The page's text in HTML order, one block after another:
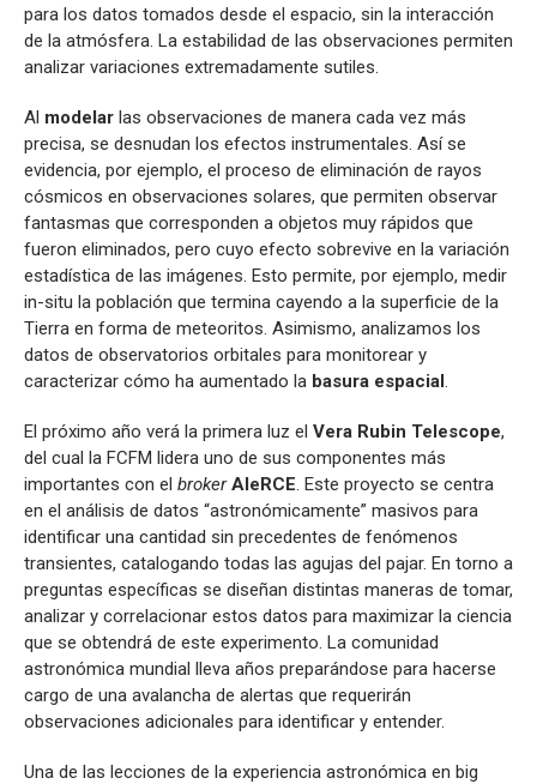
para los datos tomados desde el espacio, sin la interacción
de la atmósfera. La estabilidad de las observaciones permiten
analizar variaciones extremadamente sutiles.
Al modelar las observaciones de manera cada vez más
precisa, se desnudan los efectos instrumentales. Así se
evidencia, por ejemplo, el proceso de eliminación de rayos
cósmicos en observaciones solares, que permiten observar
fantasmas que corresponden a objetos muy rápidos que
fueron eliminados, pero cuyo efecto sobrevive en la variación
estadística de las imágenes. Esto permite, por ejemplo, medir
in-situ la población que termina cayendo a la superficie de la
Tierra en forma de meteoritos. Asimismo, analizamos los
datos de observatorios orbitales para monitorear y
caracterizar cómo ha aumentado la basura espacial.
El próximo año verá la primera luz el Vera Rubin Telescope,
del cual la FCFM lidera uno de sus componentes más
importantes con el broker AleRCE. Este proyecto se centra
en el análisis de datos “astronómicamente” masivos para
identificar una cantidad sin precedentes de fenómenos
transientes, catalogando todas las agujas del pajar. En torno a
preguntas específicas se diseñan distintas maneras de tomar,
analizar y correlacionar estos datos para maximizar la ciencia
que se obtendrá de este experimento. La comunidad
astronómica mundial lleva años preparándose para hacerse
cargo de una avalancha de alertas que requerirán
observaciones adicionales para identificar y entender.
Una de las lecciones de la experiencia astronómica en big